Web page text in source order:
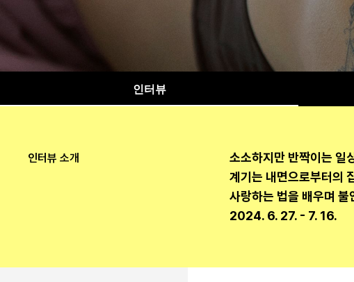
희선과 요가
여성들이 저마다의 활동을 통해 일깨운 삶의 가치에 대해 이야기합
인터뷰
인터뷰 소개
소소하지만 반짝이는 일
계기는 내면으로부터의
사랑하는 법을 배우며
2024. 6. 27. - 7. 16.